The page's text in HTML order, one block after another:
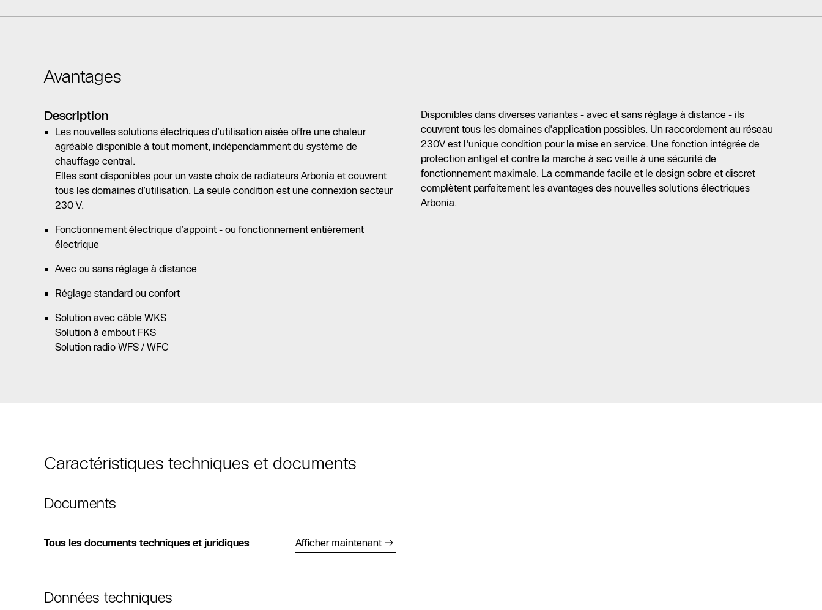
Avantages
Description
Les nouvelles solutions électriques d’utilisation aisée offre une chaleur
agréable disponible à tout moment, indépendamment du système de
chauffage central.
Elles sont disponibles pour un vaste choix de radiateurs Arbonia et couvrent
tous les domaines d’utilisation. La seule condition est une connexion secteur
230 V.
Fonctionnement électrique d’appoint - ou fonctionnement entièrement
électrique
Avec ou sans réglage à distance
Réglage standard ou confort
Solution avec câble WKS
Solution à embout FKS
Solution radio WFS / WFC
Disponibles dans diverses variantes - avec et sans réglage à distance - ils
couvrent tous les domaines d'application possibles. Un raccordement au réseau
230V est l'unique condition pour la mise en service. Une fonction intégrée de
protection antigel et contre la marche à sec veille à une sécurité de
fonctionnement maximale. La commande facile et le design sobre et discret
complètent parfaitement les avantages des nouvelles solutions électriques
Arbonia.
Caractéristiques techniques et documents
Documents
Tous les documents techniques et juridiques Afficher maintenant
Données techniques